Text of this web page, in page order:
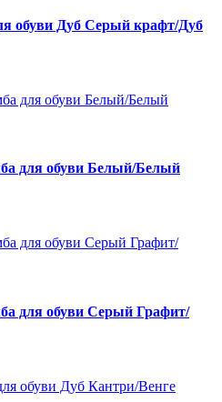
обуви Дуб Серый крафт/Дуб
для обуви Белый/Белый
для обуви Серый Графит/